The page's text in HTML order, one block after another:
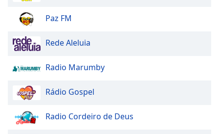
Paz FM
Rede Aleluia
Radio Marumby
Rádio Gospel
Radio Cordeiro de Deus